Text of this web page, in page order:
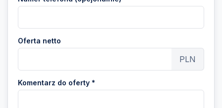
Oferta netto
PLN
Komentarz do oferty *